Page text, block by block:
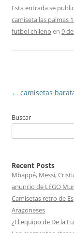
Esta entrada se
camiseta las palmas
futbol chileno en 9
Navegación
entradas
← camisetas
Buscar
Recent Posts
Mbappé, Messi,
anuncio de LEGO
Camisetas retro de
Aragoneses
¿El equipo de De la